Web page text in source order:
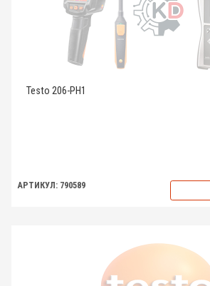
Testo 206-PH1
АРТИКУЛ: 790589